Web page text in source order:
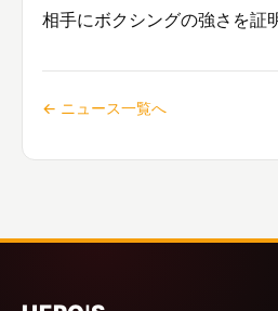
相手にボクシングの強さを証
← ニュース一覧へ